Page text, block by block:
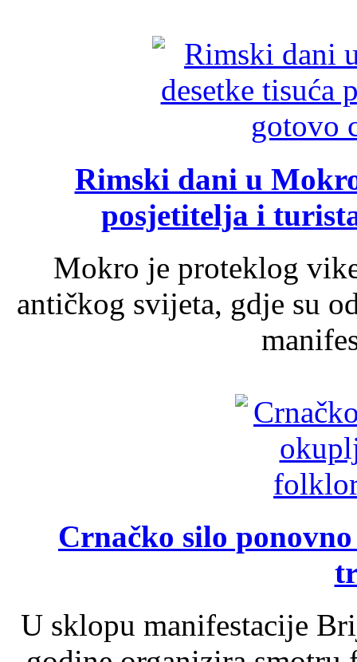
Rimski dani u
posjetitelja i
Mokro je proteklog
antičkog svijeta, gdje su
Crnačko silo
U sklopu manifestacije